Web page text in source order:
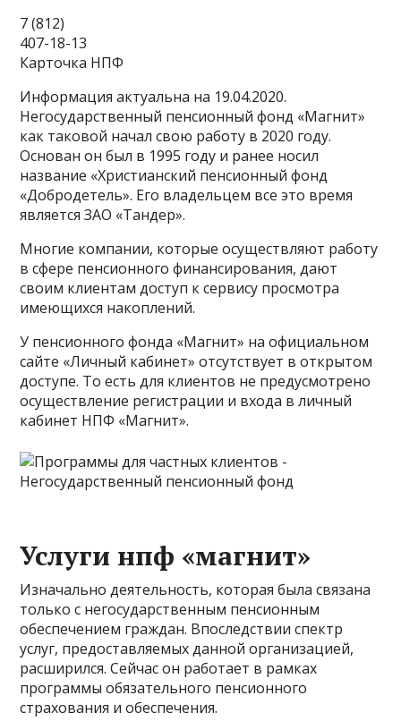
7 (812)
407-18-13
Карточка НПФ
Информация актуальна на 19.04.2020.
Негосударственный пенсионный фонд «Магнит»
как таковой начал свою работу в 2020 году.
Основан он был в 1995 году и ранее носил
название «Христианский пенсионный фонд
«Добродетель». Его владельцем все это время
является ЗАО «Тандер».
Многие компании, которые осуществляют работу
в сфере пенсионного финансирования, дают
своим клиентам доступ к сервису просмотра
имеющихся накоплений.
У пенсионного фонда «Магнит» на официальном
сайте «Личный кабинет» отсутствует в открытом
доступе. То есть для клиентов не предусмотрено
осуществление регистрации и входа в личный
кабинет НПФ «Магнит».
Услуги нпф «магнит»
Изначально деятельность, которая была связана
только с негосударственным пенсионным
обеспечением граждан. Впоследствии спектр
услуг, предоставляемых данной организацией,
расширился. Сейчас он работает в рамках
программы обязательного пенсионного
страхования и обеспечения.